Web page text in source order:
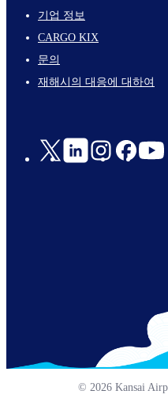
footer-
links-
en-
기업 정보
CARGO KIX
문의
재해시의 대응에 대하여
Social
© 2026 Kansai